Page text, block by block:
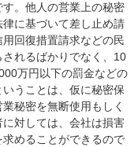
。他人の営業上の秘密
に基づいて差し止め請
回復措置請求などの民
れるばかりでなく、10
万円以下の罰金などの
うことは、仮に秘密保
秘密を無断使用もしく
対しては、会社は損害
めることができるので